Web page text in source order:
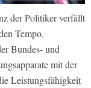
der Politiker verfällt
Tempo.
Bundes- und
mit der
Leistungsfähigkeit